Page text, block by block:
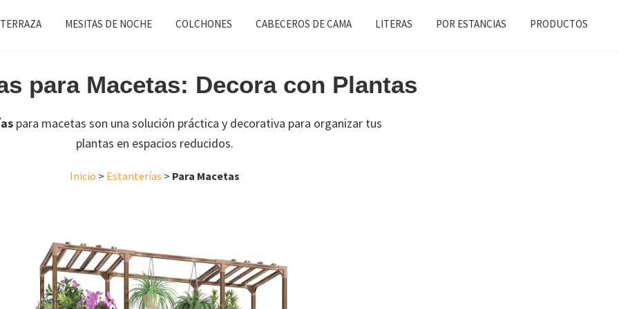
MESITAS DE NOCHE COLCHONES CABECEROS DE CAMA LITERAS POR ESTANCIAS PRODUCTOS
para Macetas: Decora con Plantas
para macetas son una solución práctica y decorativa para organizar tus
plantas en espacios reducidos.
Inicio > Estanterías > Para Macetas